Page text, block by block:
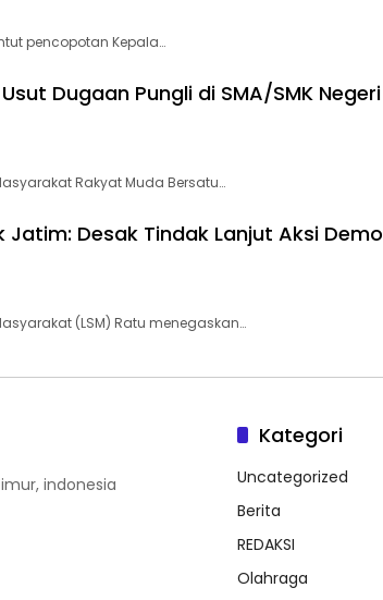
pencopotan Kepala…
Dugaan Pungli di SMA/SMK Negeri
Rakyat Muda Bersatu…
Jatim: Desak Tindak Lanjut Aksi Demo
(LSM) Ratu menegaskan…
indonesia
Kategori
Uncategorized
Berita
REDAKSI
Olahraga